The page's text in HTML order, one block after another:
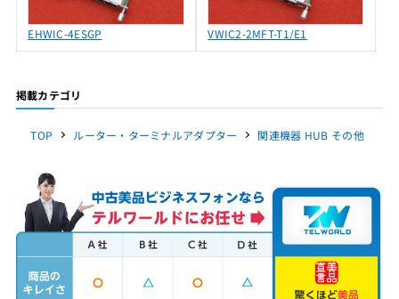
EHWIC-4ESGP VWIC2-2MFT-T1/E1
掲載カテゴリ
TOP ルーター・ターミナルアダプター 関連機器 HUB その他